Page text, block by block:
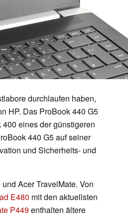
durchlaufen haben,
HP. Das ProBook 440 G5
eines der günstigeren
440 G5 auf seiner
und Sicherheits- und
Acer TravelMate. Von
E480 mit den aktuellsten
P449enthalten ältere